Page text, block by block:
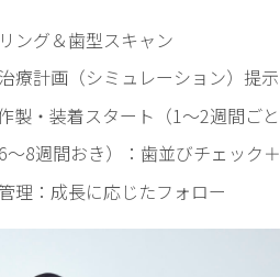
ング＆歯型スキャン
療計画（シミュレーション）提示
製・装着スタート（1～2週間ごと
8週間おき）：歯並びチェック
理：成長に応じたフォロー